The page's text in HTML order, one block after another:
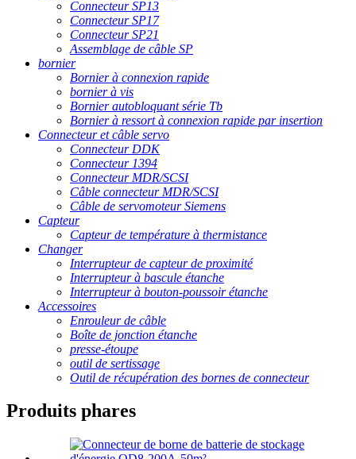
Connecteur SP13
Connecteur SP17
Connecteur SP21
Assemblage de câble SP
bornier
Bornier à connexion rapide
bornier à vis
Bornier autobloquant série Tb
Bornier à ressort à connexion rapide par insertion
Connecteur et câble servo
Connecteur DDK
Connecteur 1394
Connecteur MDR/SCSI
Câble connecteur MDR/SCSI
Câble de servomoteur Siemens
Capteur
Capteur de température à thermistance
Changer
Interrupteur de capteur de proximité
Interrupteur à bascule étanche
Interrupteur à bouton-poussoir étanche
Accessoires
Enrouleur de câble
Boîte de jonction étanche
presse-étoupe
outil de sertissage
Outil de récupération des bornes de connecteur
Produits phares